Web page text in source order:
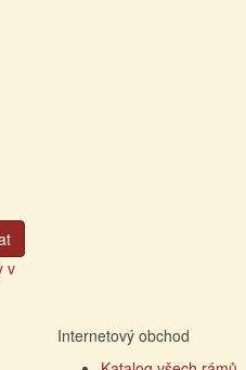
Internetový obchod